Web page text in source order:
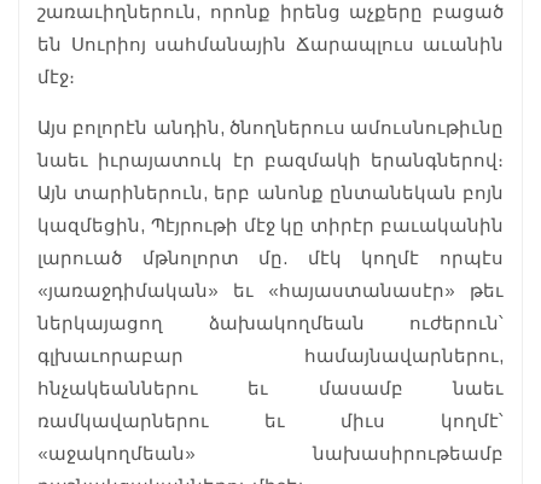
շառաւիղներուն, որոնք իրենց աչքերը բացած
են Սուրիոյ սահմանային Ճարապլուս աւանին
մէջ։
Այս բոլորէն անդին, ծնողներուս ամուսնութիւնը
նաեւ իւրայատուկ էր բազմակի երանգներով։
Այն տարիներուն, երբ անոնք ընտանեկան բոյն
կազմեցին, Պէյրութի մէջ կը տիրէր բաւականին
լարուած մթնոլորտ մը. մէկ կողմէ որպէս
«յառաջդիմական» եւ «հայաստանասէր» թեւ
ներկայացող ձախակողմեան ուժերուն՝
գլխաւորաբար համայնավարներու,
հնչակեաններու եւ մասամբ նաեւ
ռամկավարներու եւ միւս կողմէ՝
«աջակողմեան» նախասիրութեամբ